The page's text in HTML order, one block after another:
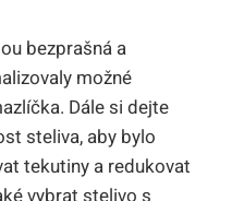
bezprašná a
možné
Dále si dejte
steliva, aby bylo
tekutiny a redukovat